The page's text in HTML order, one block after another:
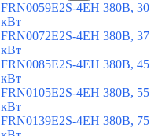
FRN0059E2S-4EH 380В, 30
кВт
FRN0072E2S-4EH 380В, 37
кВт
FRN0085E2S-4EH 380В, 45
кВт
FRN0105E2S-4EH 380В, 55
кВт
FRN0139E2S-4EH 380В, 75